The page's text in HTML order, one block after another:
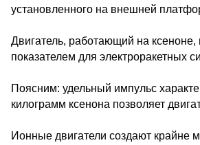
установленного на внешней
Двигатель, работающий на
показателем для электроракетных
Поясним: удельный импульс
килограмм ксенона позволяет
Ионные двигатели создают крайне